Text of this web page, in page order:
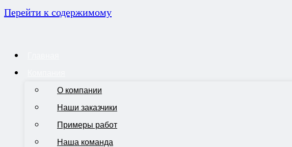
Перейти к содержимому
О компании
Наши заказчики
Примеры работ
Наша команда